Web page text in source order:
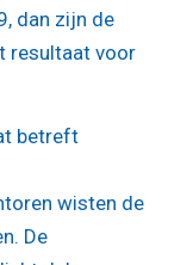
dan zijn de
resultaat voor
betreft
wisten de
De